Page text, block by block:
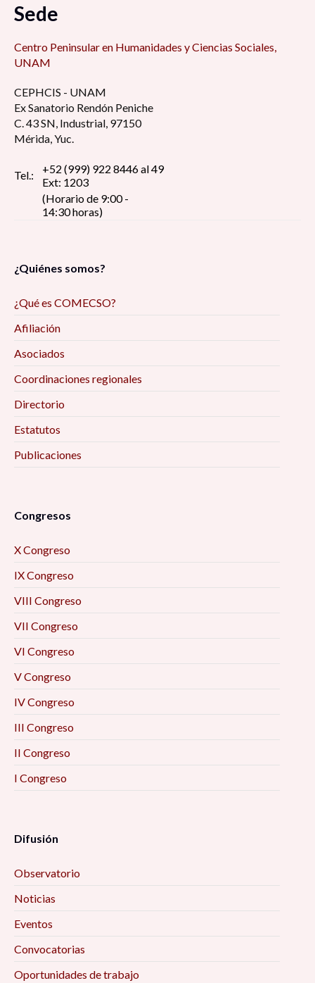
Sede
Centro Peninsular en Humanidades y Ciencias Sociales,
UNAM
CEPHCIS - UNAM
Ex Sanatorio Rendón Peniche
C. 43 SN, Industrial, 97150
Mérida, Yuc.
Tel.:
+52 (999) 922 8446 al 49
Ext: 1203
(Horario de 9:00 -
14:30 horas)
¿Quiénes somos?
¿Qué es COMECSO?
Afiliación
Asociados
Coordinaciones regionales
Directorio
Estatutos
Publicaciones
Congresos
X Congreso
IX Congreso
VIII Congreso
VII Congreso
VI Congreso
V Congreso
IV Congreso
III Congreso
II Congreso
I Congreso
Difusión
Observatorio
Noticias
Eventos
Convocatorias
Oportunidades de trabajo